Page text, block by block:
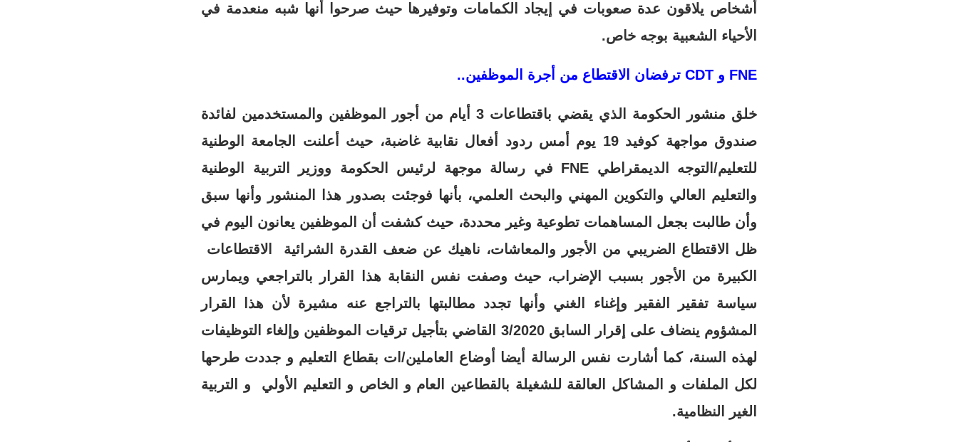
أشخاص يلاقون عدة صعوبات في إيجاد الكمامات وتوفيرها حيث صرحوا أنها شبه منعدمة في
الأحياء الشعبية بوجه خاص.
FNE و CDT ترفضان الاقتطاع من أجرة الموظفين..
خلق منشور الحكومة الذي يقضي باقتطاعات 3 أيام من أجور الموظفين والمستخدمين لفائدة
صندوق مواجهة كوفيد 19 يوم أمس ردود أفعال نقابية غاضبة، حيث أعلنت الجامعة الوطنية
للتعليم/التوجه الديمقراطي FNE في رسالة موجهة لرئيس الحكومة ووزير التربية الوطنية
والتعليم العالي والتكوين المهني والبحث العلمي، بأنها فوجئت بصدور هذا المنشور وأنها سبق
وأن طالبت بجعل المساهمات تطوعية وغير محددة، حيث كشفت أن الموظفين يعانون اليوم في
ظل الاقتطاع الضريبي من الأجور والمعاشات، ناهيك عن ضعف القدرة الشرائية الاقتطاعات
الكبيرة من الأجور بسبب الإضراب، حيث وصفت نفس النقابة هذا القرار بالتراجعي ويمارس
سياسة تفقير الفقير وإغناء الغني وأنها تجدد مطالبتها بالتراجع عنه مشيرة لأن هذا القرار
المشؤوم ينضاف على إقرار السابق 3/2020 القاضي بتأجيل ترقيات الموظفين وإلغاء التوظيفات
لهذه السنة، كما أشارت نفس الرسالة أيضا أوضاع العاملين/ات بقطاع التعليم و جددت طرحها
لكل الملفات و المشاكل العالقة للشغيلة بالقطاعين العام و الخاص و التعليم الأولي و التربية
الغير النظامية.